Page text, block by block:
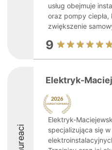
usług obejmuje
oraz pompy ciepła,
zwiększenie
9
Laureaci
Elektryk-
Elektryk-
specjalizująca się w